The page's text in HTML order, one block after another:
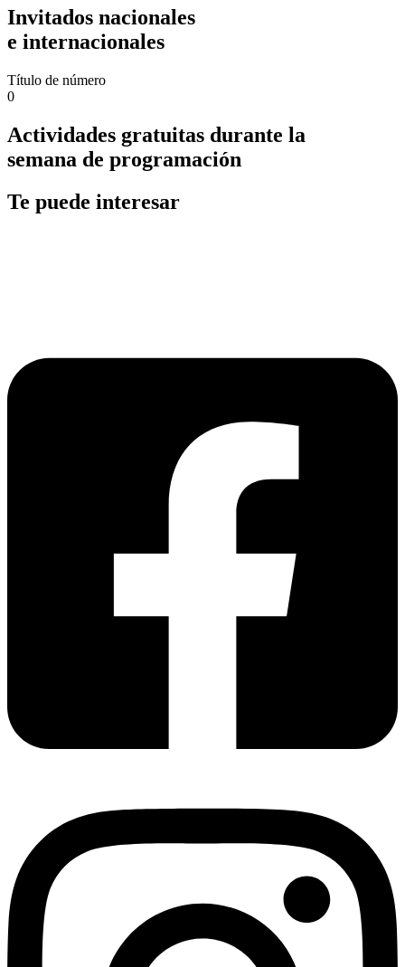
Invitados nacionales
e internacionales
Título de número
0
Actividades gratuitas durante la
semana de programación
Te puede interesar